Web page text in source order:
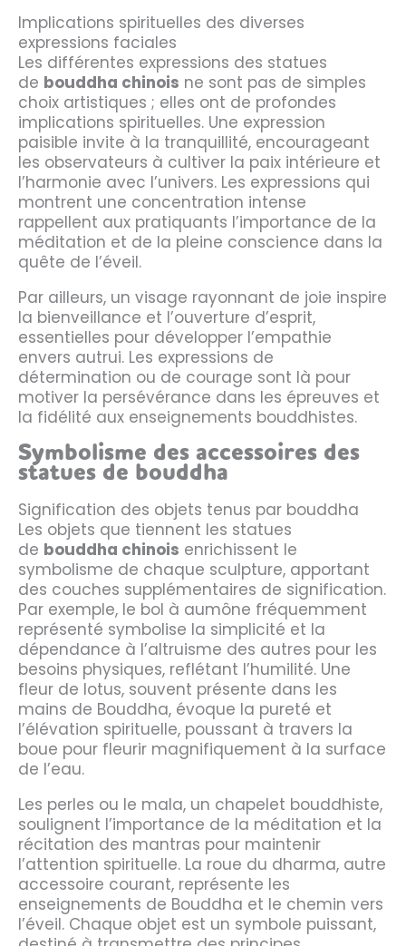
Implications spirituelles des diverses
expressions faciales
Les différentes expressions des statues
de bouddha chinois ne sont pas de simples
choix artistiques ; elles ont de profondes
implications spirituelles. Une expression
paisible invite à la tranquillité, encourageant
les observateurs à cultiver la paix intérieure et
l’harmonie avec l’univers. Les expressions qui
montrent une concentration intense
rappellent aux pratiquants l’importance de la
méditation et de la pleine conscience dans la
quête de l’éveil.
Par ailleurs, un visage rayonnant de joie inspire
la bienveillance et l’ouverture d’esprit,
essentielles pour développer l’empathie
envers autrui. Les expressions de
détermination ou de courage sont là pour
motiver la persévérance dans les épreuves et
la fidélité aux enseignements bouddhistes.
Symbolisme des accessoires des
statues de bouddha
Signification des objets tenus par bouddha
Les objets que tiennent les statues
de bouddha chinois enrichissent le
symbolisme de chaque sculpture, apportant
des couches supplémentaires de signification.
Par exemple, le bol à aumône fréquemment
représenté symbolise la simplicité et la
dépendance à l’altruisme des autres pour les
besoins physiques, reflétant l’humilité. Une
fleur de lotus, souvent présente dans les
mains de Bouddha, évoque la pureté et
l’élévation spirituelle, poussant à travers la
boue pour fleurir magnifiquement à la surface
de l’eau.
Les perles ou le mala, un chapelet bouddhiste,
soulignent l’importance de la méditation et la
récitation des mantras pour maintenir
l’attention spirituelle. La roue du dharma, autre
accessoire courant, représente les
enseignements de Bouddha et le chemin vers
l’éveil. Chaque objet est un symbole puissant,